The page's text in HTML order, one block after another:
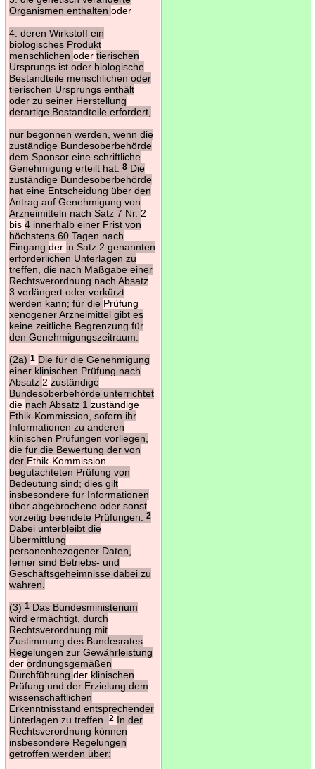
Organismen enthalten oder
4. deren Wirkstoff ein
biologisches Produkt
menschlichen oder tierischen
Ursprungs ist oder biologische
Bestandteile menschlichen oder
tierischen Ursprungs enthält
oder zu seiner Herstellung
derartige Bestandteile erfordert,
nur begonnen werden, wenn die
zuständige Bundesoberbehörde
dem Sponsor eine schriftliche
Genehmigung erteilt hat.
8Die
zuständige Bundesoberbehörde
hat eine Entscheidung über den
Antrag auf Genehmigung von
Arzneimitteln nach Satz 7 Nr. 2
bis 4 innerhalb einer Frist von
höchstens 60 Tagen nach
Eingang der in Satz 2 genannten
erforderlichen Unterlagen zu
treffen, die nach Maßgabe einer
Rechtsverordnung nach Absatz
3 verlängert oder verkürzt
werden kann; für die Prüfung
xenogener Arzneimittel gibt es
keine zeitliche Begrenzung für
den Genehmigungszeitraum.
(2a) 1 Die für die Genehmigung
einer klinischen Prüfung nach
Absatz 2 zuständige
Bundesoberbehörde unterrichtet
die nach Absatz 1 zuständige
Ethik-Kommission, sofern ihr
Informationen zu anderen
klinischen Prüfungen vorliegen,
die für die Bewertung der von
der Ethik-Kommission
begutachteten Prüfung von
Bedeutung sind; dies gilt
insbesondere für Informationen
über abgebrochene oder sonst
vorzeitig beendete Prüfungen.
2
Dabei unterbleibt die
Übermittlung
personenbezogener Daten,
ferner sind Betriebs- und
Geschäftsgeheimnisse dabei zu
wahren.
(3) 1Das Bundesministerium
wird ermächtigt, durch
Rechtsverordnung mit
Zustimmung des Bundesrates
Regelungen zur Gewährleistung
der ordnungsgemäßen
Durchführung der klinischen
Prüfung und der Erzielung dem
wissenschaftlichen
Erkenntnisstand entsprechender
Unterlagen zu treffen.
2 In der
Rechtsverordnung können
insbesondere Regelungen
getroffen werden über: